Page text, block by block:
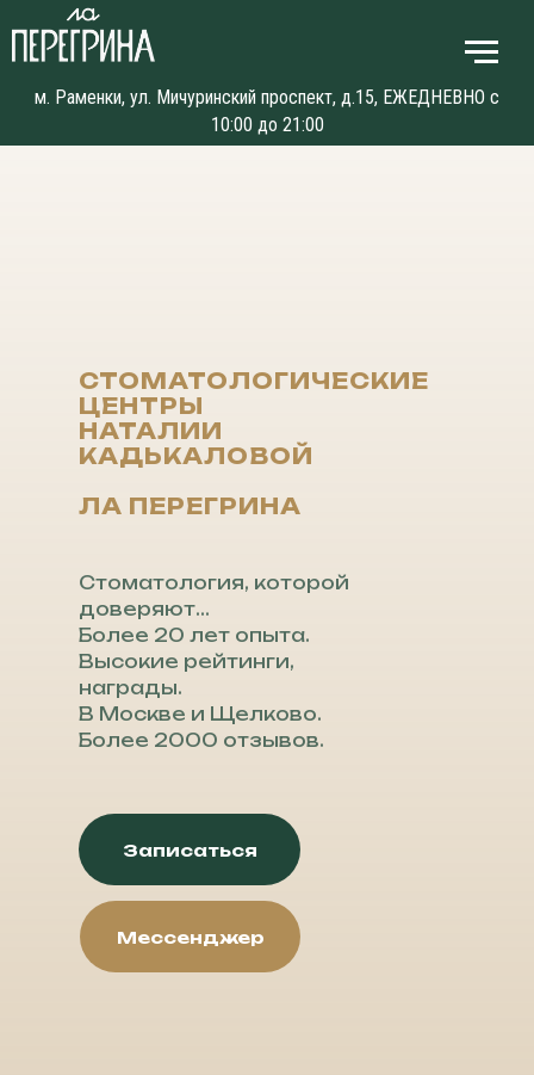
м. Раменки, ул. Мичуринский проспект, д.15, ЕЖЕДНЕВНО с
10:00 до 21:00
СТОМАТОЛОГИЧЕСКИЕ
ЦЕНТРЫ
НАТАЛИИ
КАДЬКАЛОВОЙ
ЛА ПЕРЕГРИНА
Стоматология, которой
доверяют...
Более 20 лет опыта.
Высокие рейтинги,
награды.
В Москве и Щелково.
Более 2000 отзывов.
Записаться
Мессенджер